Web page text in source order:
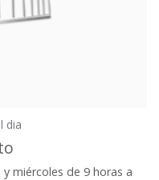
dia
miércoles de 9 horas a